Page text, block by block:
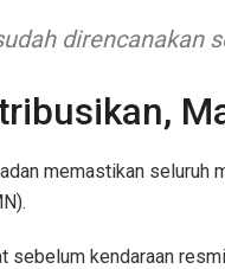
direncanakan
memastikan seluruh
sebelum kendaraan